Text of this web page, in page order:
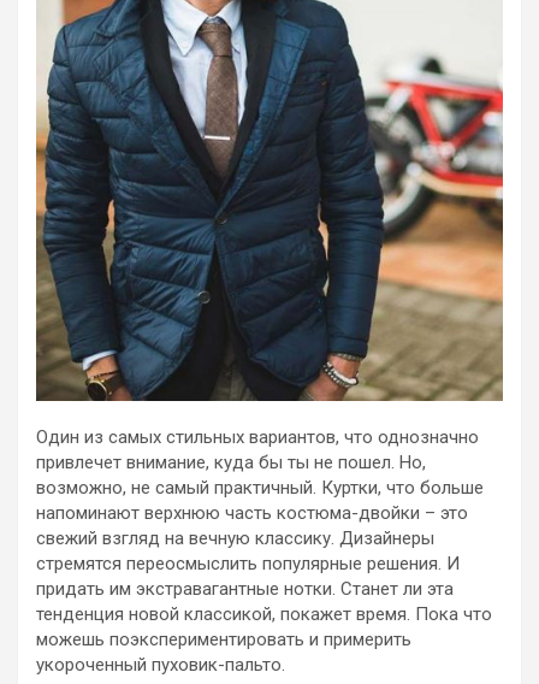
Один из самых стильных вариантов, что однозначно
привлечет внимание, куда бы ты не пошел. Но,
возможно, не самый практичный. Куртки, что больше
напоминают верхнюю часть костюма-двойки – это
свежий взгляд на вечную классику. Дизайнеры
стремятся переосмыслить популярные решения. И
придать им экстравагантные нотки. Станет ли эта
тенденция новой классикой, покажет время. Пока что
можешь поэкспериментировать и примерить
укороченный пуховик-пальто.